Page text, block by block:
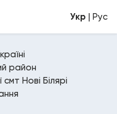
Укр | Рус
район
Нові Білярі